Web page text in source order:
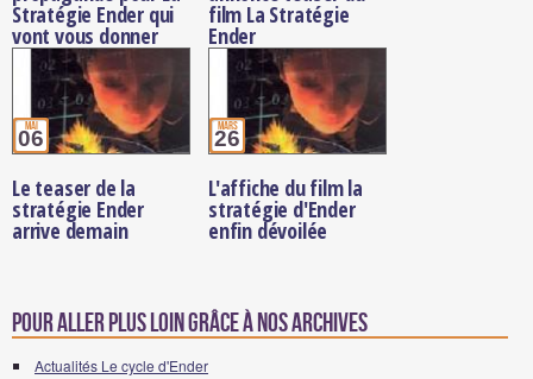
Stratégie Ender qui
vont vous donner
envie de vous
engager
film La Stratégie
Ender
mai
06
Le teaser de la
stratégie Ender
arrive demain
mars
26
L'affiche du film la
stratégie d'Ender
enfin dévoilée
Pour aller plus loin grâce à nos archives
Actualités Le cycle d'Ender